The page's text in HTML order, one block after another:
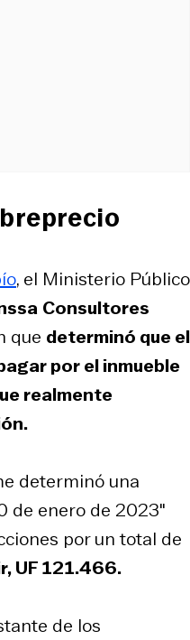
, el Ministerio Público
Consultores
que determinó que el
por el inmueble
realmente
determinó una
de enero de 2023″
por un total de
UF 121.466.
de los